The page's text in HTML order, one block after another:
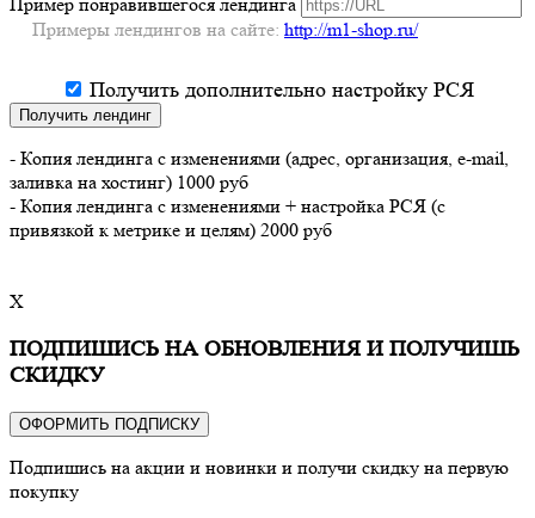
Пример понравившегося лендинга
Примеры лендингов на сайте: http://m1-shop.ru/
Получить дополнительно настройку РСЯ
Получить лендинг
- Копия лендинга с изменениями (адрес, организация, e-mail,
заливка на хостинг) 1000 руб
- Копия лендинга с изменениями + настройка РСЯ (с
привязкой к метрике и целям) 2000 руб
X
ПОДПИШИСЬ НА ОБНОВЛЕНИЯ И ПОЛУЧИШЬ
СКИДКУ
ОФОРМИТЬ ПОДПИСКУ
Подпишись на акции и новинки и получи скидку на первую
покупку